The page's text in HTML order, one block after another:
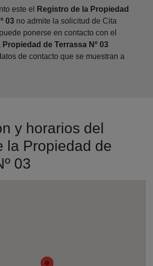
este el
Registro de la Propiedad
03 no admite la solicitud de Cita
ponerse en contacto con el
Propiedad de Terrassa Nº 03
de contacto que se muestran a
y horarios del
la Propiedad de
03